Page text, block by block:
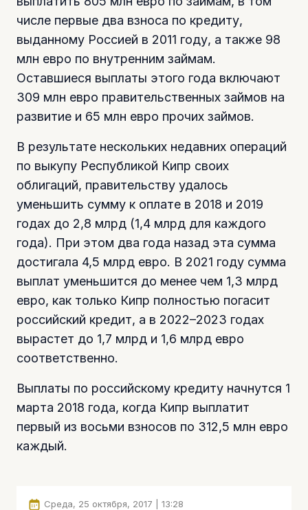
числе первые два взноса по кредиту,
выданному Россией в 2011 году, а также 98
млн евро по внутренним займам.
Оставшиеся выплаты этого года включают
309 млн евро правительственных займов на
развитие и 65 млн евро прочих займов.
В результате нескольких недавних операций
по выкупу Республикой Кипр своих
облигаций, правительству удалось
уменьшить сумму к оплате в 2018 и 2019
годах до 2,8 млрд (1,4 млрд для каждого
года). При этом два года назад эта сумма
достигала 4,5 млрд евро. В 2021 году сумма
выплат уменьшится до менее чем 1,3 млрд
евро, как только Кипр полностью погасит
российский кредит, а в 2022–2023 годах
вырастет до 1,7 млрд и 1,6 млрд евро
соответственно.
Выплаты по российскому кредиту начнутся 1
марта 2018 года, когда Кипр выплатит
первый из восьми взносов по 312,5 млн евро
каждый.
Среда, 25 октября, 2017 | 13:28